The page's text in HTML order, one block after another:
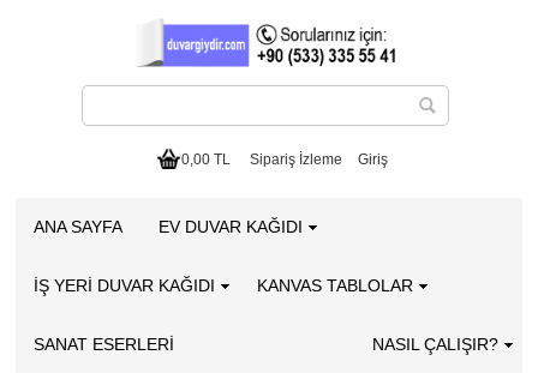
0,00 TL Sipariş İzleme Giriş
ANA SAYFA EV DUVAR KAĞIDI
İŞ YERİ DUVAR KAĞIDI KANVAS TABLOLAR
SANAT ESERLERI NASIL ÇALIŞIR?